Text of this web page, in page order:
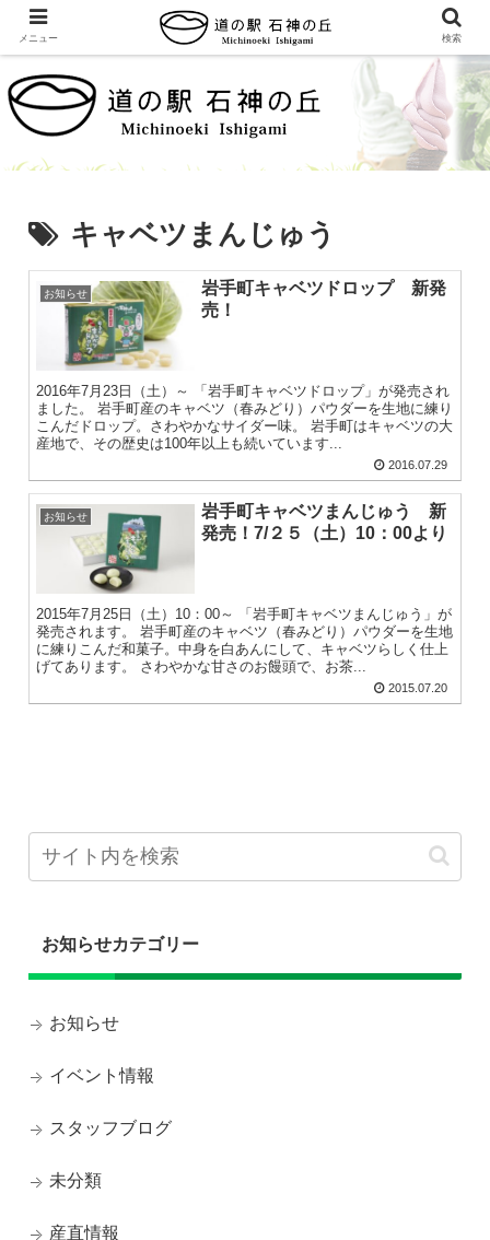
キャベツまんじゅう
お知らせ
岩手町キャベツドロップ 新発
売！
2016年7月23日（土）～ 「岩手町キャベツドロップ」が発売され
ました。 岩手町産のキャベツ（春みどり）パウダーを生地に練り
こんだドロップ。さわやかなサイダー味。 岩手町はキャベツの大
産地で、その歴史は100年以上も続いています...
2016.07.29
お知らせ
岩手町キャベツまんじゅう 新
発売！7/２５（土）10：00より
2015年7月25日（土）10：00～ 「岩手町キャベツまんじゅう」が
発売されます。 岩手町産のキャベツ（春みどり）パウダーを生地
に練りこんだ和菓子。中身を白あんにして、キャベツらしく仕上
げてあります。 さわやかな甘さのお饅頭で、お茶...
2015.07.20
お知らせカテゴリー
お知らせ
イベント情報
スタッフブログ
未分類
産直情報
メニュー 検索